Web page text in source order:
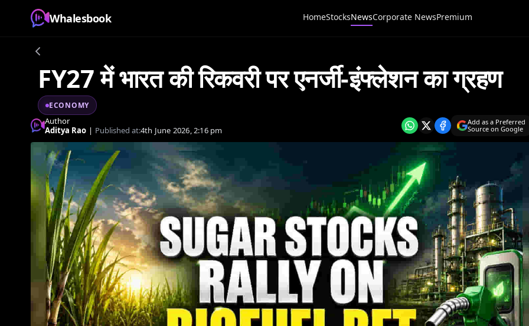
Whalesbook HomeStocksNewsCorporate NewsPremium
FY27 में भारत की रिकवरी पर एनर्जी-इंफ्लेशन का ग्रहण
ECONOMY
Author
Aditya Rao | Published at:4th June 2026, 2:16 pm
Add as a Preferred
Source on Google